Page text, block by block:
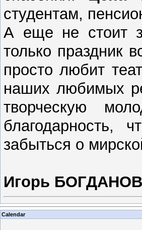
студентам,
А еще не стоит
только праздник
просто любит
наших любимых
творческую
благодарность,
забыться о
Игорь
Calendar